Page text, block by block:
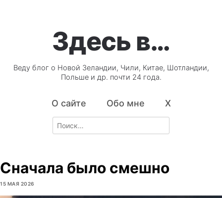
Здесь в…
Веду блог о Новой Зеландии, Чили, Китае, Шотландии,
Польше и др. почти 24 года.
О сайте Обо мне X
Search
for:
Сначала было смешно
15 МАЯ 2026